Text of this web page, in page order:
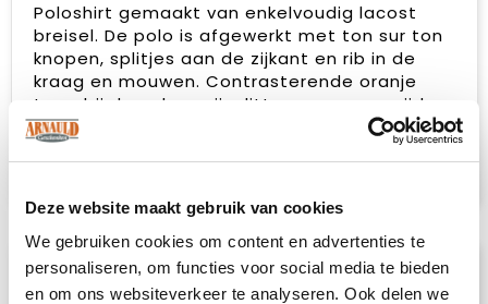
Deze website maakt gebruik van cookies
We gebruiken cookies om content en advertenties te
personaliseren, om functies voor social media te bieden
en om ons websiteverkeer te analyseren. Ook delen we
Poloshirt gemaakt van enkelvoudig lacost
breisel. De polo is afgewerkt met ton sur ton
knopen, splitjes aan de zijkant en rib in de
kraag en mouwen. Contrasterende oranje
tape bij de nek en zijsplitten aan weerszijden.
Kleur 7600 (olijfgroen) heeft een decoratief
label op de rechtermouw. Oeko-Tex®
Specificaties